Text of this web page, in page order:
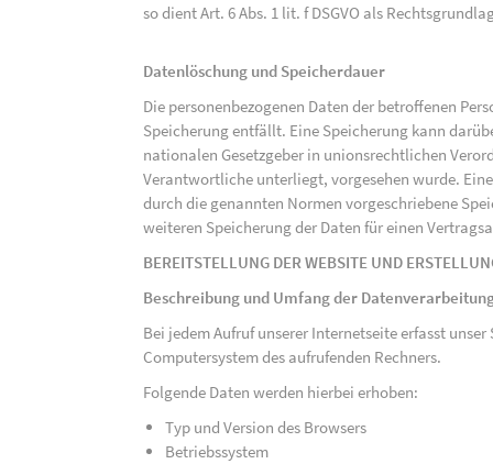
so dient Art. 6 Abs. 1 lit. f DSGVO als
Datenlöschung und Speicherdauer
Die personenbezogenen Daten der betroffenen
Speicherung entfällt. Eine Speicherung kann
nationalen Gesetzgeber in unionsrechtlichen
Verantwortliche unterliegt, vorgesehen wurde.
durch die genannten Normen vorgeschriebene
weiteren Speicherung der Daten für einen
BEREITSTELLUNG DER WEBSITE UND
Beschreibung und Umfang der
Bei jedem Aufruf unserer Internetseite erfasst
Computersystem des aufrufenden Rechners.
Folgende Daten werden hierbei erhoben:
Typ und Version des Browsers
Betriebssystem